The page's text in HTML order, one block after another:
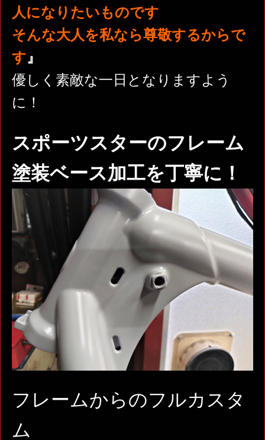
人になりたいものです
そんな大人を私なら尊敬するからで
す』
優しく素敵な一日となりますよう
に！
スポーツスターのフレーム
塗装ベース加工を丁寧に！
フレームからのフルカスタ
ム